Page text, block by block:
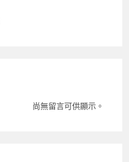
尚無留言可供顯示。